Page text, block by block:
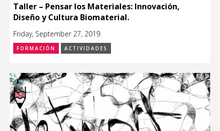
Taller – Pensar los Materiales: Innovación,
Diseño y Cultura Biomaterial.
Friday, September 27, 2019.
FORMACIÓN ACTIVIDADES